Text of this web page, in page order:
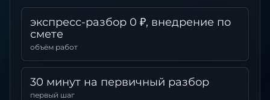
экспресс-разбор 0 ₽, внедрение по
смете
объём работ
30 минут на первичный разбор
первый шаг